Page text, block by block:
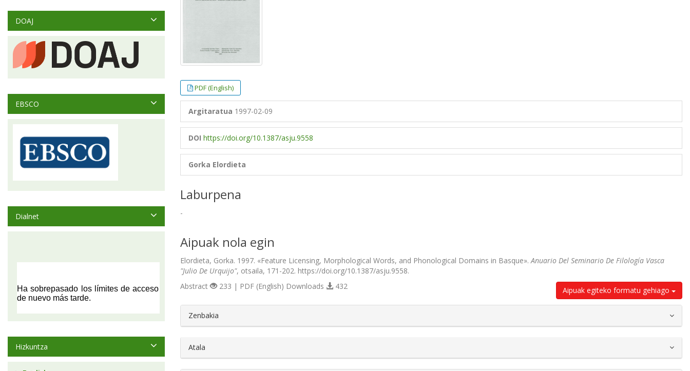
PDF (English)
Argitaratua 1997-02-09
DOI https://doi.org/10.1387/asju.9558
Gorka Elordieta
Laburpena
-
Aipuak nola egin
Elordieta, Gorka. 1997. «Feature Licensing, Morphological Words, and Phonological Domains in Basque».Anuario Del Seminario De Filología Vasca
"Julio De Urquijo", otsaila, 171-202. https://doi.org/10.1387/asju.9558.
Aipuak egiteko formatu gehiago
Abstract 233 | PDF (English) Downloads 432
##plugins.themes.bootstrap3.article.details##
Zenbakia
Atala
DOAJ
EBSCO
Dialnet
Hizkuntza